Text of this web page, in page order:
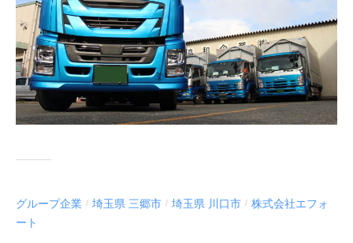
グ
ル
ー
プ
0
月
1
9
日
w
a
ン
ト
グループ企業 / 埼玉県 三郷市 / 埼玉県 川口市 / 株式会社エフォ
ート